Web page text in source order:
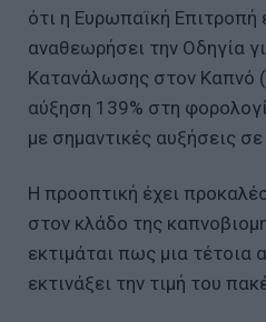
ότι η Ευρωπαϊκή Επιτροπή
αναθεωρήσει την Οδηγία
Κατανάλωσης στον Καπνό
αύξηση 139% στη
με σημαντικές αυξήσεις
Η προοπτική έχει
στον κλάδο της
εκτιμάται πως μια τέτοια
εκτινάξει την τιμή του